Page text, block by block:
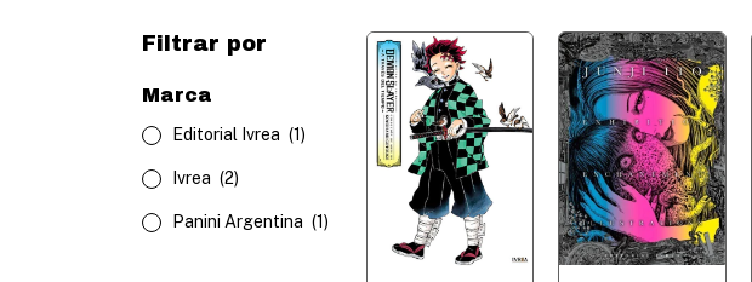
Filtrar por
Marca
Editorial Ivrea (1)
Ivrea (2)
Panini Argentina (1)